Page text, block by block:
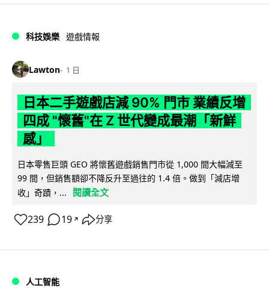
科技娛樂 遊戲情報
Lawton 1 日
日本二手遊戲店減 90% 門市 業績反增
四成 "懷舊"在 Z 世代變成最潮「新鮮
感」
日本零售巨頭 GEO 將懷舊遊戲銷售門市從 1,000 間大幅減至
99 間，但銷售額卻不降反升至過往的 1.4 倍。做到「減店增
收」奇蹟，...
閱讀全文
239 19 ↗ 分享
人工智能